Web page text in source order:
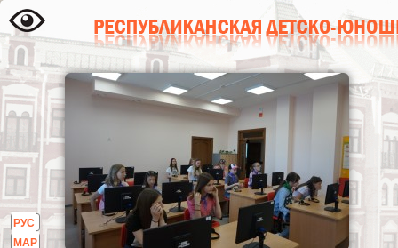
РУС
МАР